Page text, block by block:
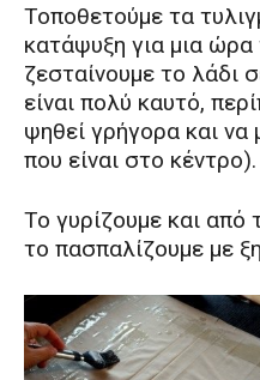
Τοποθετούμε τα
κατάψυξη για μια ώρα
ζεσταίνουμε το λάδι
είναι πολύ καυτό,
ψηθεί γρήγορα και
που είναι στο κέντρο).
Το γυρίζουμε και από
το πασπαλίζουμε με